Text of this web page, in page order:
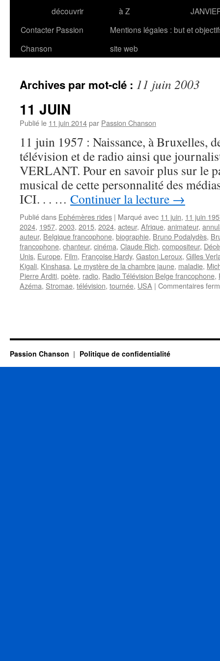
découvrir
à Z
Contacter Passion
Chanson
Mentions légales : but et
site web
Archives par mot-clé : 11 juin 2003
11 JUIN
Publié le 11 juin 2014par Passion Chanson
11 juin 1957 : Naissance, à Bruxelles,
télévision et de radio ainsi que
VERLANT. Pour en savoir plus sur le
musical de cette personnalité des
ICI. . . … Continuer la lecture →
Publié dans Ephémères rides | Marqué avec 11 juin, 11 juin
2024, 1957, 2003, 2015, 2024, acteur, Afrique, animateur,
auteur, Belgique francophone, biographie, Bruno Podalydès,
francophone, chanteur, cinéma, Claude Rich, compositeur,
Unis, Europe, Film, Françoise Hardy, Gaston Leroux, Gilles
Kigali, Kinshasa, Le mystère de la chambre jaune, maladie,
Pierre Arditi, poète, radio, Radio Télévision Belge francophone,
Azéma, Stromae, télévision, tournée, USA | Commentaires
Passion Chanson Politique de confidentialité